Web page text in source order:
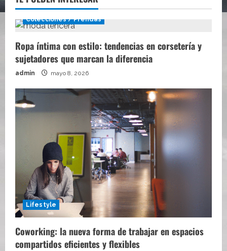
Colecciones / Prendas
Ropa íntima con estilo: tendencias en corsetería y
sujetadores que marcan la diferencia
admin mayo 8, 2026
Lifestyle
Coworking: la nueva forma de trabajar en espacios
compartidos eficientes y flexibles